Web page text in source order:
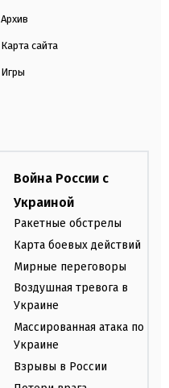
Архив
Карта сайта
Игры
Война России с
Украиной
Ракетные обстрелы
Карта боевых действий
Мирные переговоры
Воздушная тревога в
Украине
Массированная атака по
Украине
Взрывы в России